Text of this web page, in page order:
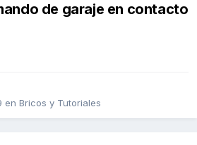
de garaje en contacto
en Bricos y Tutoriales